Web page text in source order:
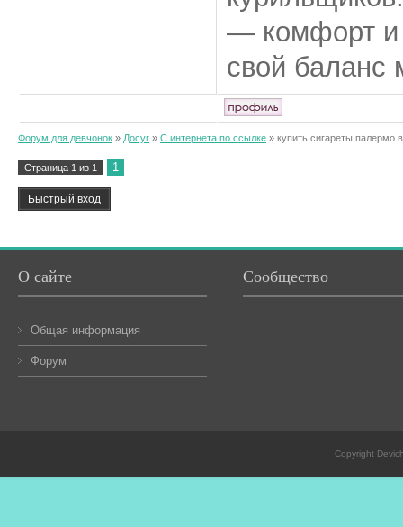
— комфорт и
свой
Форум для девчонок » Досуг » С интернета по ссылке » купить сигареты палермо
Страница 1 из 1 1
О сайте
Общая информация
Форум
Сообщество
Copyright